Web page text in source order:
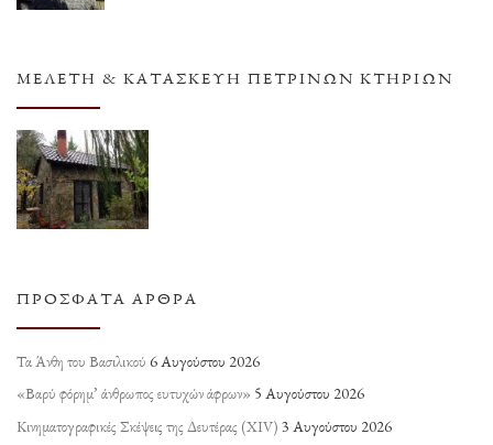
ΜΕΛΈΤΗ & ΚΑΤΑΣΚΕΥΉ ΠΈΤΡΙΝΩΝ ΚΤΗΡΊΩΝ
ΠΡΌΣΦΑΤΑ ΆΡΘΡΑ
Τα Άνθη του Βασιλικού 6 Αυγούστου 2026
«Βαρύ φόρημ’ άνθρωπος ευτυχών άφρων» 5 Αυγούστου 2026
Κινηματογραφικές Σκέψεις της Δευτέρας (ΧΙV) 3 Αυγούστου 2026